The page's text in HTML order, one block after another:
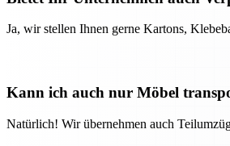
Ja, wir stellen Ihnen gerne Kartons,
Kann ich auch nur Möbel
Natürlich! Wir übernehmen auch